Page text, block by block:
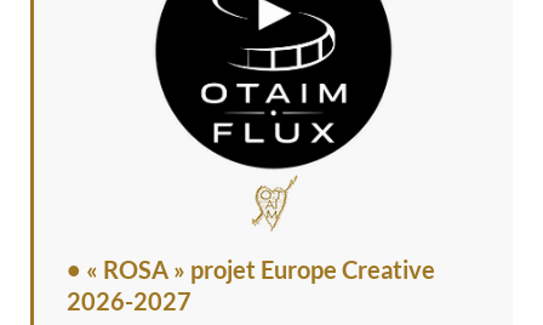
• « ROSA » projet Europe Creative
2026-2027